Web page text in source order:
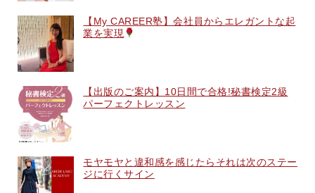
【My CAREER塾】会社員からエレガントな起
業を実現
【出版のご案内】10日間で合格!秘書検定2級
パーフェクトレッスン
モヤモヤと違和感を感じたらそれは次のステー
ジに行くサイン